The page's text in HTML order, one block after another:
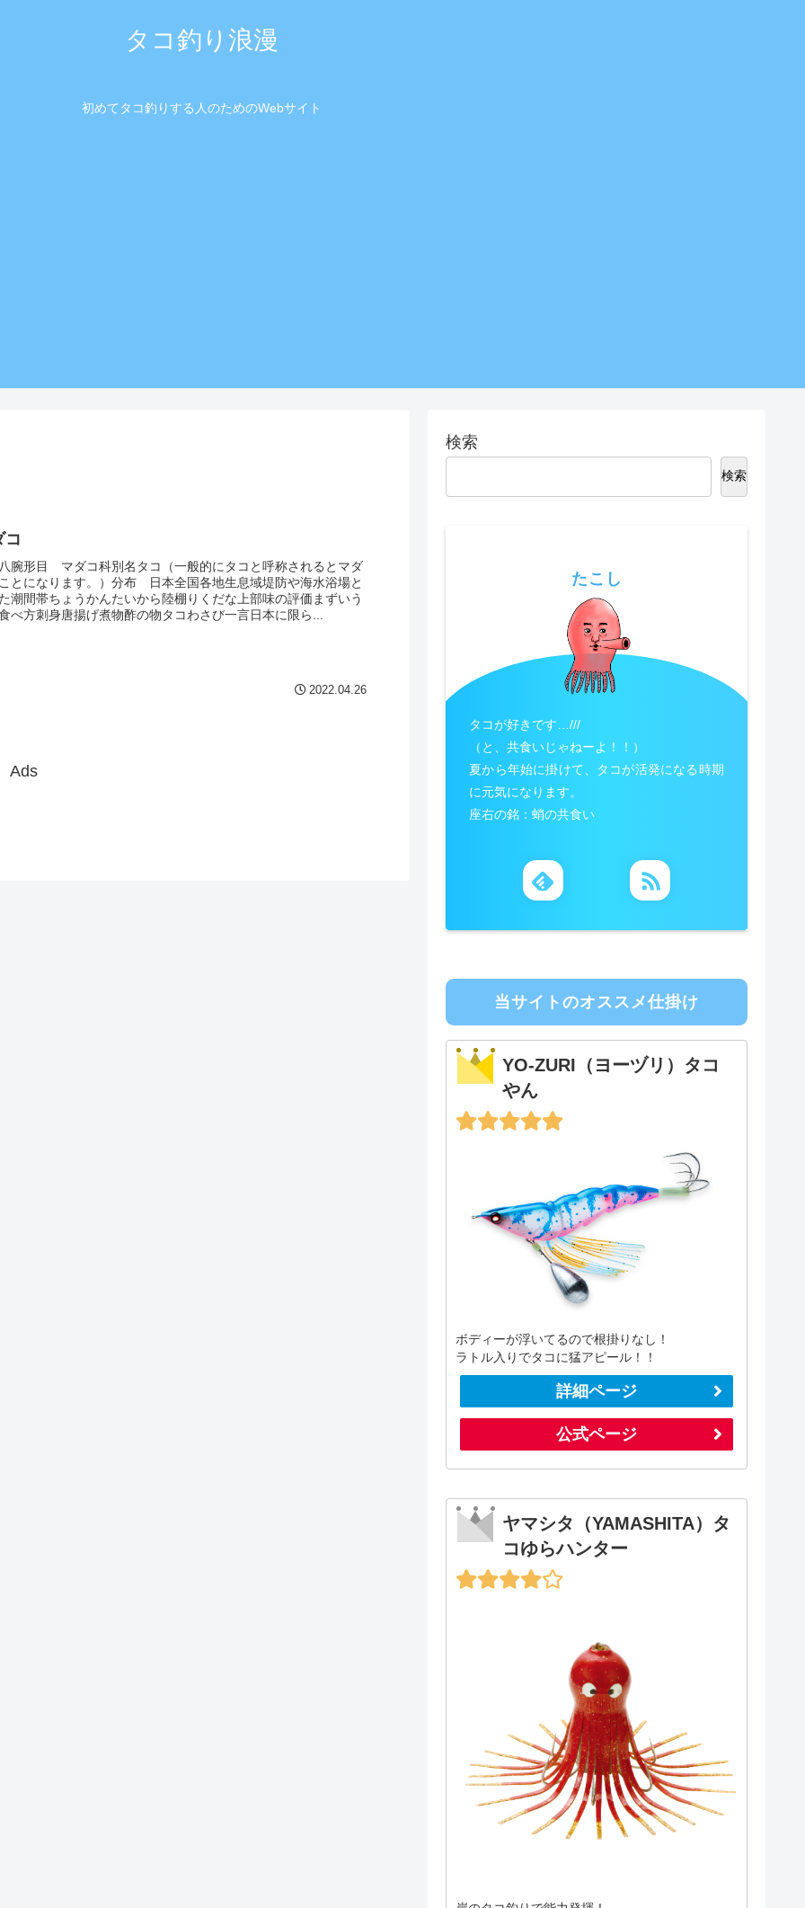
タコ釣り浪漫
初めてタコ釣りする人のためのWebサイト
コ
腕形目 マダコ科別名タコ（一般的にタコと呼称されるとマダ
とになります。）分布 日本全国各地生息域堤防や海水浴場と
潮間帯ちょうかんたいから陸棚りくだな上部味の評価まずいう
べ方刺身唐揚げ煮物酢の物タコわさび一言日本に限ら...
2022.04.26
Ads
検索
検索
たこし
タコが好きです…///
（と、共食いじゃねーよ！！）
夏から年始に掛けて、タコが活発になる時期
に元気になります。
座右の銘：蛸の共食い
当サイトのオススメ仕掛け
YO-ZURI（ヨーヅリ）タコ
やん
ボディーが浮いてるので根掛りなし！
ラトル入りでタコに猛アピール！！
詳細ページ
公式ページ
ヤマシタ（YAMASHITA）タ
コゆらハンター